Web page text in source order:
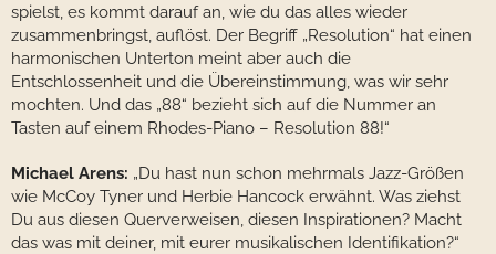
spielst, es kommt darauf an, wie du das alles wieder
zusammenbringst, auflöst. Der Begriff „Resolution“ hat einen
harmonischen Unterton meint aber auch die
Entschlossenheit und die Übereinstimmung, was wir sehr
mochten. Und das „88“ bezieht sich auf die Nummer an
Tasten auf einem Rhodes-Piano – Resolution 88!“
Michael Arens: „Du hast nun schon mehrmals Jazz-Größen
wie McCoy Tyner und Herbie Hancock erwähnt. Was ziehst
Du aus diesen Querverweisen, diesen Inspirationen? Macht
das was mit deiner, mit eurer musikalischen Identifikation?“